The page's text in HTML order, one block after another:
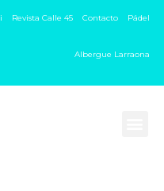
Revista Calle 45 Contacto Pádel
Albergue Larraona